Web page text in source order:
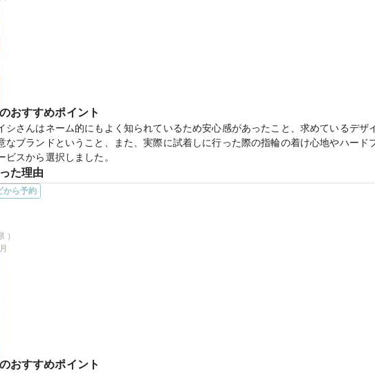
ティリング
特典情報
円分の電子マネーがもらえる【マイナビウエディングカップル応援キャンペーン
おすすめポイント
シさんはネーム的にもよく知られているため安心感があったこと、求めているデザ
なブランドということ、また、実際に試着しに行った際の指輪の着け心地やハード
スから選択しました。
た理由
ンの指輪を探しており、いくつか見せていただきましたが、その中でも指輪の名前
飽きのこないデザインなどから自分の指に合うなと感じたこの指輪を選びました。
ころ
シの大阪店さんでは、店員さんが指の骨格や水かきの具合から自分にぴったり合う
デザインをピックアップして持参すると、それに似たけれど自分では気づかなかっ
セルコダイヤモンドも検討していましたが、同じ店舗内でエクセルコダイヤモンド
で希望に寄り添って対応してもらえるため、納得して指輪を選べる満足感がありま
安心して購入できました。
から予約
）
おすすめポイント